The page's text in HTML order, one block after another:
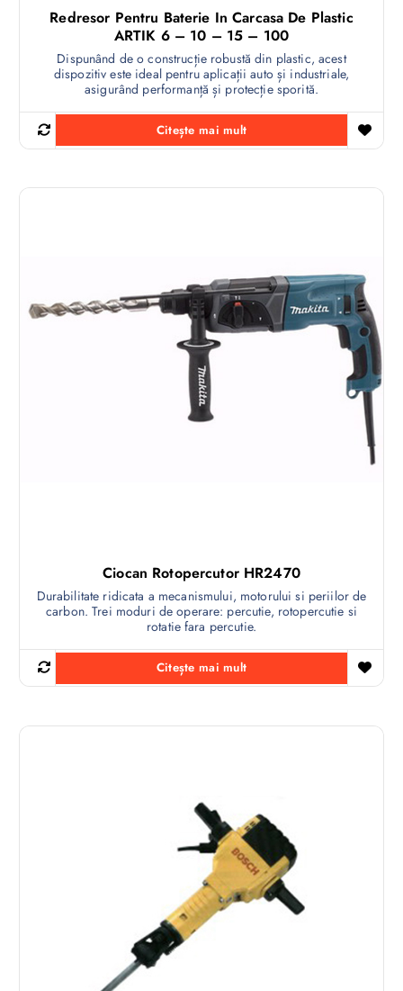
Redresor Pentru Baterie In Carcasa De Plastic
ARTIK 6 – 10 – 15 – 100
Dispunând de o construcție robustă din plastic, acest
dispozitiv este ideal pentru aplicații auto și industriale,
asigurând performanță și protecție sporită.
Citește mai mult
Ciocan Rotopercutor HR2470
Durabilitate ridicata a mecanismului, motorului si periilor de
carbon. Trei moduri de operare: percutie, rotopercutie si
rotatie fara percutie.
Citește mai mult